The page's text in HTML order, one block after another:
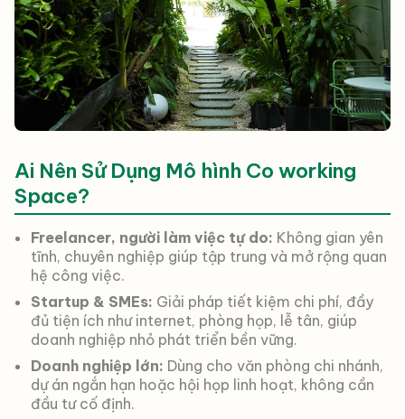
Ai Nên Sử Dụng Mô hình Co working
Space?
Freelancer, người làm việc tự do: Không gian yên
tĩnh, chuyên nghiệp giúp tập trung và mở rộng quan
hệ công việc.
Startup & SMEs: Giải pháp tiết kiệm chi phí, đầy
đủ tiện ích như internet, phòng họp, lễ tân, giúp
doanh nghiệp nhỏ phát triển bền vững.
Doanh nghiệp lớn: Dùng cho văn phòng chi nhánh,
dự án ngắn hạn hoặc hội họp linh hoạt, không cần
đầu tư cố định.